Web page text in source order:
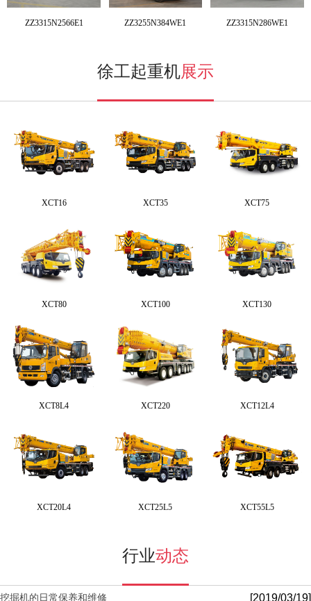
ZZ3315N2566E1 ZZ3255N384WE1 ZZ3315N286WE1
徐工起重机展示
XCT16 XCT35 XCT75
XCT80 XCT100 XCT130
XCT8L4 XCT220 XCT12L4
XCT20L4 XCT25L5 XCT55L5
行业动态
挖掘机的日常保养和维修 [2019/03/19]